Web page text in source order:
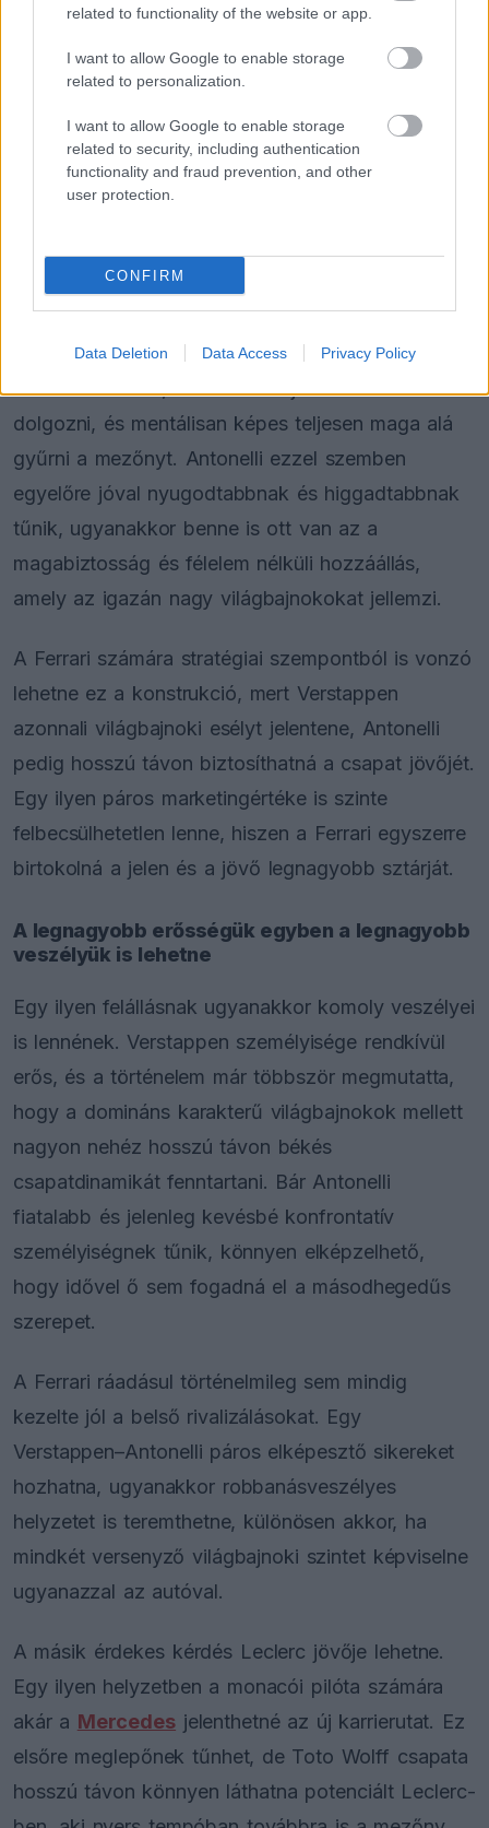
related to functionality of the website or app.
I want to allow Google to enable storage
related to personalization.
I want to allow Google to enable storage
related to security, including authentication
functionality and fraud prevention, and other
user protection.
CONFIRM
Data Deletion Data Access Privacy Policy
előnye az lehetne, hogy a Ferrari hosszú évekre
biztosíthatná magának a sportág két
legértékesebb pilótáját. Verstappen még mindig
viszonylag fiatal, miközben már most történelmi
szintű tapasztalattal rendelkezik, Antonelli pedig
hosszú távon akár a következő korszak
A két versenyző személyisége ugyanakkor
rendkívül érdekes kombinációt alkotna.
Verstappen domináns, agresszív és rendkívül
intenzív karakter, aki szeret teljes kontroll alatt
dolgozni, és mentálisan képes teljesen maga alá
gyűrni a mezőnyt. Antonelli ezzel szemben
egyelőre jóval nyugodtabbnak és higgadtabbnak
tűnik, ugyanakkor benne is ott van az a
magabiztosság és félelem nélküli hozzáállás,
amely az igazán nagy világbajnokokat jellemzi.
A Ferrari számára stratégiai szempontból is vonzó
lehetne ez a konstrukció, mert Verstappen
azonnali világbajnoki esélyt jelentene, Antonelli
pedig hosszú távon biztosíthatná a csapat jövőjét.
Egy ilyen páros marketingértéke is szinte
felbecsülhetetlen lenne, hiszen a Ferrari egyszerre
birtokolná a jelen és a jövő legnagyobb sztárját.
A legnagyobb erősségük egyben a legnagyobb
veszélyük is lehetne
Egy ilyen felállásnak ugyanakkor komoly veszélyei
is lennének. Verstappen személyisége rendkívül
erős, és a történelem már többször megmutatta,
hogy a domináns karakterű világbajnokok mellett
nagyon nehéz hosszú távon békés
csapatdinamikát fenntartani. Bár Antonelli
fiatalabb és jelenleg kevésbé konfrontatív
személyiségnek tűnik, könnyen elképzelhető,
hogy idővel ő sem fogadná el a másodhegedűs
szerepet.
A Ferrari ráadásul történelmileg sem mindig
kezelte jól a belső rivalizálásokat. Egy
Verstappen–Antonelli páros elképesztő sikereket
hozhatna, ugyanakkor robbanásveszélyes
helyzetet is teremthetne, különösen akkor, ha
mindkét versenyző világbajnoki szintet képviselne
ugyanazzal az autóval.
A másik érdekes kérdés Leclerc jövője lehetne.
Egy ilyen helyzetben a monacói pilóta számára
akár a Mercedes jelenthetné az új karrierutat. Ez
elsőre meglepőnek tűnhet, de Toto Wolff csapata
hosszú távon könnyen láthatna potenciált Leclerc-